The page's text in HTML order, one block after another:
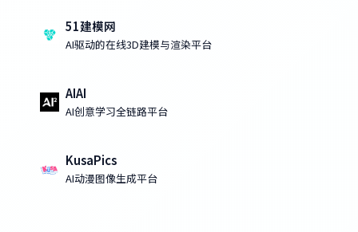
51建模网
AI驱动的在线3D建模与渲染平台
AIAI
AI创意学习全链路平台
KusaPics
AI动漫图像生成平台